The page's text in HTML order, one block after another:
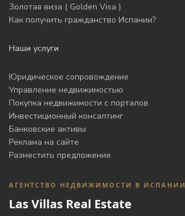
Золотая виза ( Golden Visa )
Как получить гражданство Испании?
Наши услуги
Юридическое сопровождение
Управление недвижимостью
Покупка недвижимости с порталов
Инвестиционный консалтинг
Банковские активы
Реклама на сайте
Разместить предложение
АГЕНТСТВО НЕДВИЖИМОСТИ В ИСПАНИИ
Las Villas Real Estate